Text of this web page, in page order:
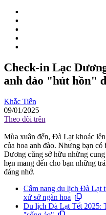
Check-in Lạc
anh đào "hút hồn"
Khắc Tiến
09/01/2025
Theo dõi trên
Mùa xuân đến, Đà Lạt khoác
của hoa anh đào. Nhưng bạn
Dương cũng sở hữu những
hẹn mang đến cho bạn những
đáng nhớ.
Cẩm nang du lịch Đà Lạt
xứ sở ngàn hoa
Du lịch Đà Lạt Tết 2025: